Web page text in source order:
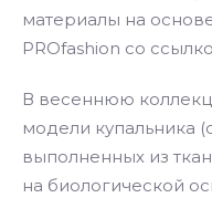
материалы на
PROfashion со
В весеннюю
модели купальника
выполненных из
на биологической